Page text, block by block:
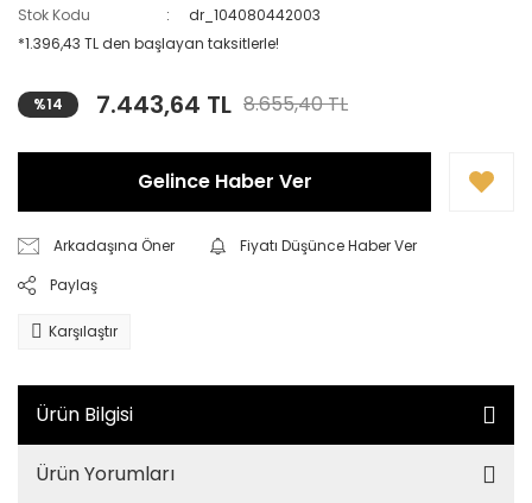
Stok Kodu
dr_104080442003
*1.396,43 TL den başlayan taksitlerle!
%14 7.443,64 TL 8.655,40 TL
Gelince Haber Ver
Arkadaşına Öner
Fiyatı Düşünce Haber Ver
Paylaş
Karşılaştır
Ürün Bilgisi
Ürün Yorumları